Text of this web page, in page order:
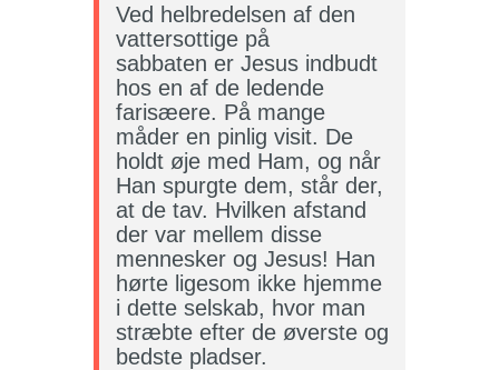
Ved helbredelsen af den
vattersottige på
sabbaten er Jesus indbudt
hos en af de ledende
farisæere. På mange
måder en pinlig visit. De
holdt øje med Ham, og når
Han spurgte dem, står der,
at de tav. Hvilken afstand
der var mellem disse
mennesker og Jesus! Han
hørte ligesom ikke hjemme
i dette selskab, hvor man
stræbte efter de øverste og
bedste pladser.